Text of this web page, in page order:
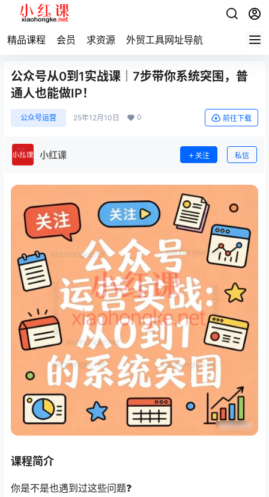
精品课程 会员 求资源 外贸工具网址导航
公众号从0到1实战课｜7步带你系统突围，普
通人也能做IP！
公众号运营 25年12月10日 0 前往下载
小红课 关注 私信
课程简介
你是不是也遇到过这些问题❓